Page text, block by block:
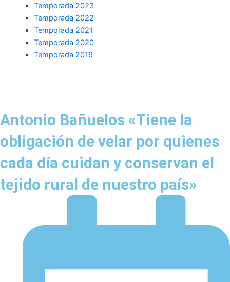
Temporada 2023
Temporada 2022
Temporada 2021
Temporada 2020
Temporada 2019
Antonio Bañuelos «Tiene la
obligación de velar por quienes
cada día cuidan y conservan el
tejido rural de nuestro país»